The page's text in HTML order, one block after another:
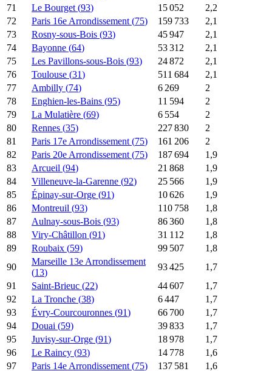
71
Le Bourget (93) 15 052
2,2
72
Paris 16e Arrondissement (75) 159 733
2,1
73
Rosny-sous-Bois (93) 45 947
2,1
74
Bayonne (64) 53 312
2,1
75
Les Pavillons-sous-Bois (93) 24 872
2,1
76
Toulouse (31) 511 684
2,1
77
Ambilly (74) 6 269
2
78
Enghien-les-Bains (95) 11 594
2
79
La Mulatière (69) 6 554
2
80
Rennes (35) 227 830
2
81
Paris 17e Arrondissement (75) 161 206
2
82
Paris 20e Arrondissement (75) 187 694
1,9
83
Arcueil (94) 21 868
1,9
84
Villeneuve-la-Garenne (92) 25 566
1,9
85
Épinay-sur-Orge (91) 10 626
1,9
86
Montreuil (93) 110 758
1,8
87
Aulnay-sous-Bois (93) 86 360
1,8
88
Viry-Châtillon (91) 31 112
1,8
89
Roubaix (59) 99 507
1,8
90
Marseille 13e Arrondissement
(13)
93 425
1,7
91
Saint-Brieuc (22) 44 607
1,7
92
La Tronche (38) 6 447
1,7
93
Évry-Courcouronnes (91) 66 700
1,7
94
Douai (59) 39 833
1,7
95
Juvisy-sur-Orge (91) 18 978
1,7
96
Le Raincy (93) 14 778
1,6
97
Paris 14e Arrondissement (75) 137 581
1,6